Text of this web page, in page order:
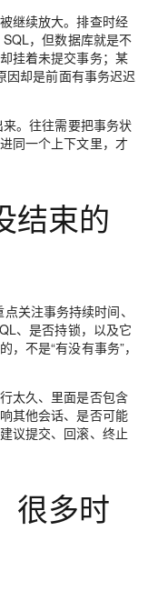
继续放大。排查时经
，但数据库就是不
挂着未提交事务；某
因却是前面有事务迟迟
。往往需要把事务状
同一个上下文里，才
结束的
关注事务持续时间、
、是否持锁，以及它
不是“有没有事务”，
太久、里面是否包含
其他会话、是否可能
议提交、回滚、终止
很多时